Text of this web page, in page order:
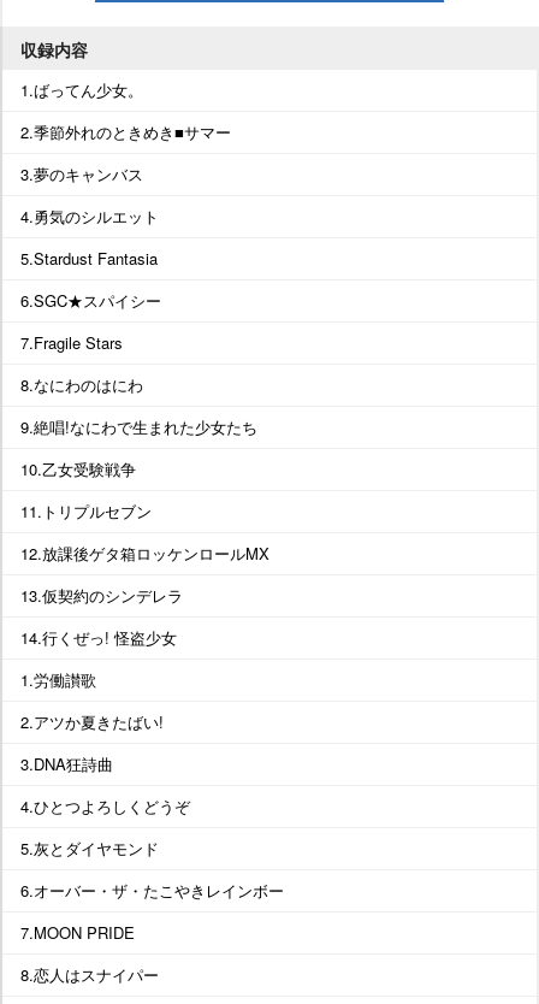
収録内容
1.ばってん少女。
2.季節外れのときめき■サマー
3.夢のキャンバス
4.勇気のシルエット
5.Stardust Fantasia
6.SGC★スパイシー
7.Fragile Stars
8.なにわのはにわ
9.絶唱!なにわで生まれた少女たち
10.乙女受験戦争
11.トリプルセブン
12.放課後ゲタ箱ロッケンロールMX
13.仮契約のシンデレラ
14.行くぜっ! 怪盗少女
1.労働讃歌
2.アツか夏きたばい!
3.DNA狂詩曲
4.ひとつよろしくどうぞ
5.灰とダイヤモンド
6.オーバー・ザ・たこやきレインボー
7.MOON PRIDE
8.恋人はスナイパー